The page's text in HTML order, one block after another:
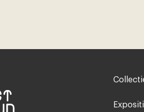
Footer-